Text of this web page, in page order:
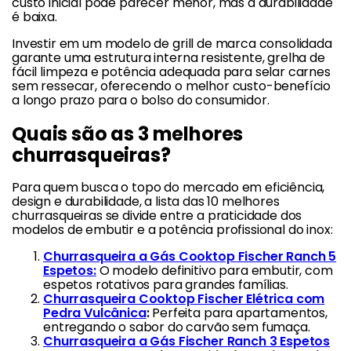
é baixa.
Investir em um modelo de grill de marca consolidada
garante uma estrutura interna resistente, grelha de
fácil limpeza e potência adequada para selar carnes
sem ressecar, oferecendo o melhor custo-benefício
a longo prazo para o bolso do consumidor.
Quais são as 3 melhores
churrasqueiras?
Para quem busca o topo do mercado em eficiência,
design e durabilidade, a lista das 10 melhores
churrasqueiras se divide entre a praticidade dos
modelos de embutir e a potência profissional do inox:
Churrasqueira a Gás Cooktop Fischer Ranch 5
Espetos:O modelo definitivo para embutir, com
espetos rotativos para grandes famílias.
Churrasqueira Cooktop Fischer Elétrica com
Pedra Vulcânica:Perfeita para apartamentos,
entregando o sabor do carvão sem fumaça.
Churrasqueira a Gás Fischer Ranch 3 Espetos